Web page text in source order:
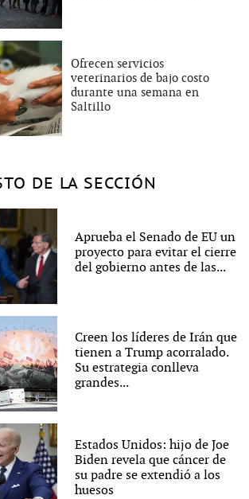
Ofrecen servicios
veterinarios de bajo costo
durante una semana en
Saltillo
DE LA SECCIÓN
Aprueba el Senado de EU un
proyecto para evitar el cierre
del gobierno antes de las...
Creen los líderes de Irán que
tienen a Trump acorralado.
Su estrategia conlleva
grandes...
Estados Unidos: hijo de Joe
Biden revela que cáncer de
su padre se extendió a los
huesos